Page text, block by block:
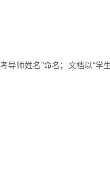
导师姓名”命名；文档以“学